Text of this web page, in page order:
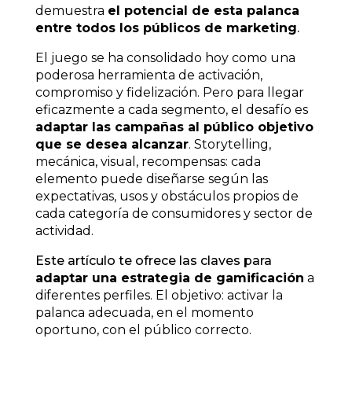
demuestra el potencial de esta palanca
entre todos los públicos de marketing.
El juego se ha consolidado hoy como una
poderosa herramienta de activación,
compromiso y fidelización. Pero para llegar
eficazmente a cada segmento, el desafío es
adaptar las campañas al público objetivo
que se desea alcanzar. Storytelling,
mecánica, visual, recompensas: cada
elemento puede diseñarse según las
expectativas, usos y obstáculos propios de
cada categoría de consumidores y sector de
actividad.
Este artículo te ofrece las claves para
adaptar una estrategia de gamificación a
diferentes perfiles. El objetivo: activar la
palanca adecuada, en el momento
oportuno, con el público correcto.